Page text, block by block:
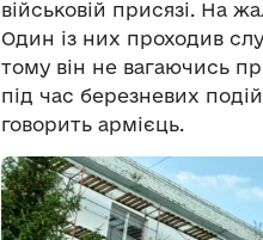
військовій присязі. На
Один із них проходив
тому він не вагаючись
під час березневих
говорить армієць.